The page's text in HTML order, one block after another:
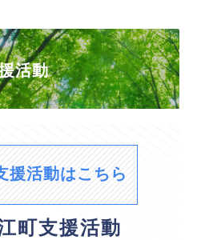
活動
援活動はこちら
町支援活動